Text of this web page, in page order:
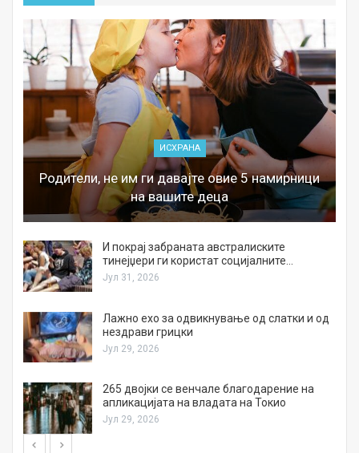
ИСХРАНА
Родители, не им ги давајте овие 5 намирници
на вашите деца
И покрај забраната австралиските
тинејџери ги користат социјалните…
Јул 31, 2026
Лажно ехо за одвикнување од слатки и од
нездрави грицки
Јул 29, 2026
265 двојки се венчале благодарение на
апликацијата на владата на Токио
Јул 29, 2026